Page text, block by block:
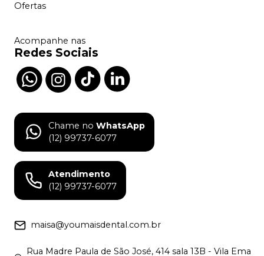
Ofertas
Acompanhe nas
Redes Sociais
Chame no WhatsApp
(12) 99737-6077
Atendimento
(12) 99737-6077
maisa@youmaisdental.com.br
Rua Madre Paula de São José, 414 sala 13B - Vila Ema